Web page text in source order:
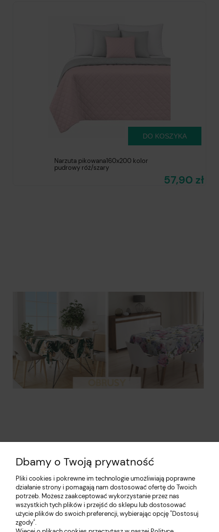
Narzuta pikowana160x200 kolor
pudrowy róż/szary
57,90 zł
DO KOSZYKA
Pomoc
Dbamy o Twoją prywatność
Pliki cookies i pokrewne im technologie umożliwiają poprawne
działanie strony i pomagają nam dostosować ofertę do Twoich
potrzeb. Możesz zaakceptować wykorzystanie przez nas
wszystkich tych plików i przejść do sklepu lub dostosować
użycie plików do swoich preferencji, wybierając opcję "Dostosuj
zgody".